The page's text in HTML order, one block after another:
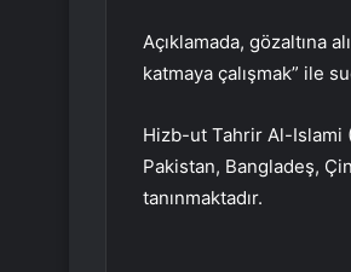
Açıklamada, gözaltına
katmaya çalışmak” ile
Hizb-ut Tahrir Al-Islami
Pakistan, Bangladeş,
tanınmaktadır.